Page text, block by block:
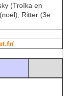
(Troïka en
Ritter (3e